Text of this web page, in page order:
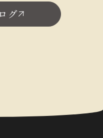
グ